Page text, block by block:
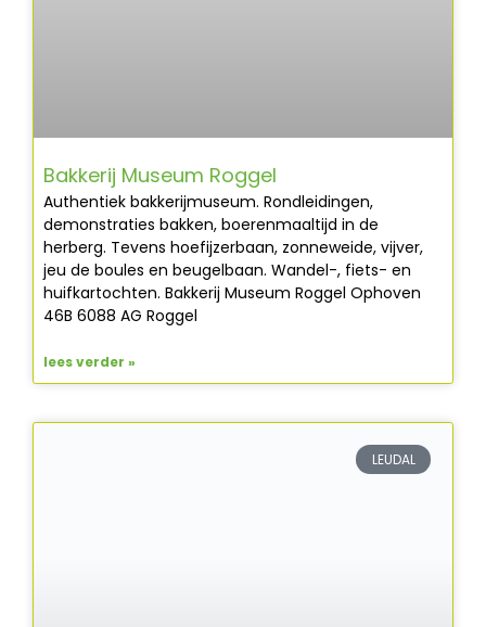
Bakkerij Museum Roggel
Authentiek bakkerijmuseum. Rondleidingen,
demonstraties bakken, boerenmaaltijd in de
herberg. Tevens hoefijzerbaan, zonneweide, vijver,
jeu de boules en beugelbaan. Wandel-, fiets- en
huifkartochten. Bakkerij Museum Roggel Ophoven
46B 6088 AG Roggel
lees verder »
LEUDAL